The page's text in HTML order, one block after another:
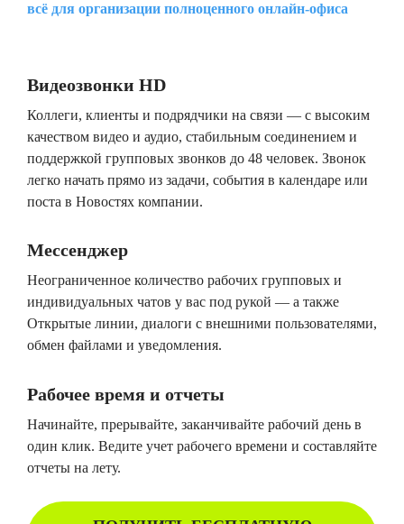
всё для организации полноценного онлайн-офиса
Видеозвонки HD
Коллеги, клиенты и подрядчики на связи — с высоким
качеством видео и аудио, стабильным соединением и
поддержкой групповых звонков до 48 человек. Звонок
легко начать прямо из задачи, события в календаре или
поста в Новостях компании.
Мессенджер
Неограниченное количество рабочих групповых и
индивидуальных чатов у вас под рукой — а также
Открытые линии, диалоги с внешними пользователями,
обмен файлами и уведомления.
Рабочее время и отчеты
Начинайте, прерывайте, заканчивайте рабочий день в
один клик. Ведите учет рабочего времени и составляйте
отчеты на лету.